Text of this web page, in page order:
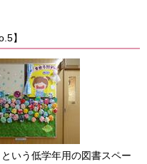
】
いう低学年用の図書スペー